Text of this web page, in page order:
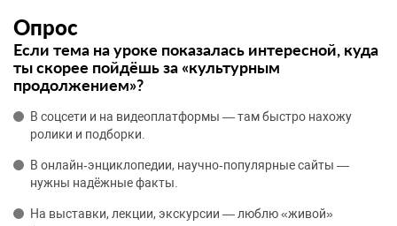
Опрос
Если тема на уроке показалась интересной, куда
ты скорее пойдёшь за «культурным
продолжением»?
В соцсети и на видеоплатформы — там быстро нахожу
ролики и подборки.
В онлайн‑энциклопедии, научно‑популярные сайты —
нужны надёжные факты.
На выставки, лекции, экскурсии — люблю «живой»